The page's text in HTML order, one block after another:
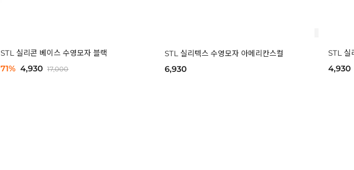
STL 실리콘 베이스 수영모자 블랙
71% 4,930 17,000
STL 실리텍스 수영모자 아메리칸스컬
6,930
STL 실
4,930